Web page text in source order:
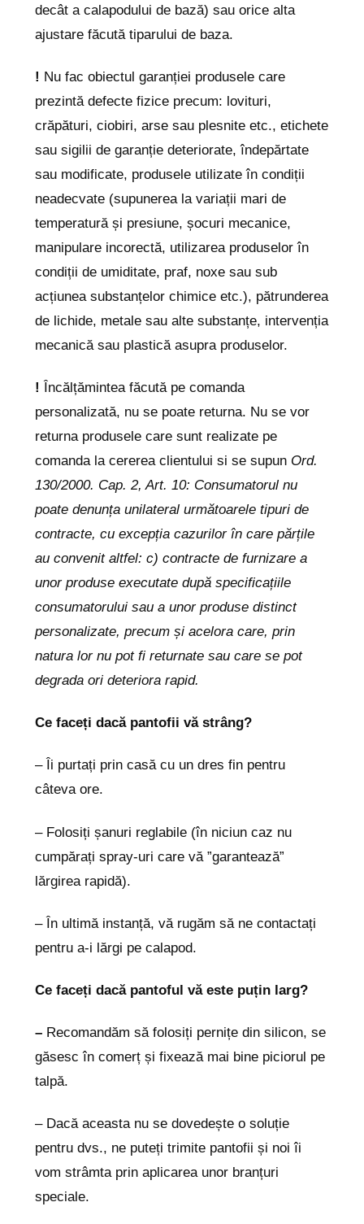
decât a calapodului de bază) sau orice alta
ajustare făcută tiparului de baza.
! Nu fac obiectul garanției produsele care
prezintă defecte fizice precum: lovituri,
crăpături, ciobiri, arse sau plesnite etc., etichete
sau sigilii de garanție deteriorate, îndepărtate
sau modificate, produsele utilizate în condiții
neadecvate (supunerea la variații mari de
temperatură și presiune, șocuri mecanice,
manipulare incorectă, utilizarea produselor în
condiții de umiditate, praf, noxe sau sub
acțiunea substanțelor chimice etc.), pătrunderea
de lichide, metale sau alte substanțe, intervenția
mecanică sau plastică asupra produselor.
! Încălțămintea făcută pe comanda
personalizată, nu se poate returna. Nu se vor
returna produsele care sunt realizate pe
comanda la cererea clientului si se supunOrd.
130/2000. Cap. 2, Art. 10: Consumatorul nu
poate denunța unilateral următoarele tipuri de
contracte, cu excepția cazurilor în care părțile
au convenit altfel: c) contracte de furnizare a
unor produse executate după specificațiile
consumatorului sau a unor produse distinct
personalizate, precum și acelora care, prin
natura lor nu pot fi returnate sau care se pot
degrada ori deteriora rapid.
Ce faceți dacă pantofii vă strâng?
– Îi purtați prin casă cu un dres fin pentru
câteva ore.
– Folosiți șanuri reglabile (în niciun caz nu
cumpărați spray-uri care vă ”garantează”
lărgirea rapidă).
– În ultimă instanță, vă rugăm să ne contactați
pentru a-i lărgi pe calapod.
Ce faceți dacă pantoful vă este puțin larg?
–Recomandăm să folosiți pernițe din silicon, se
găsesc în comerț și fixează mai bine piciorul pe
talpă.
– Dacă aceasta nu se dovedește o soluție
pentru dvs., ne puteți trimite pantofii și noi îi
vom strâmta prin aplicarea unor branțuri
speciale.